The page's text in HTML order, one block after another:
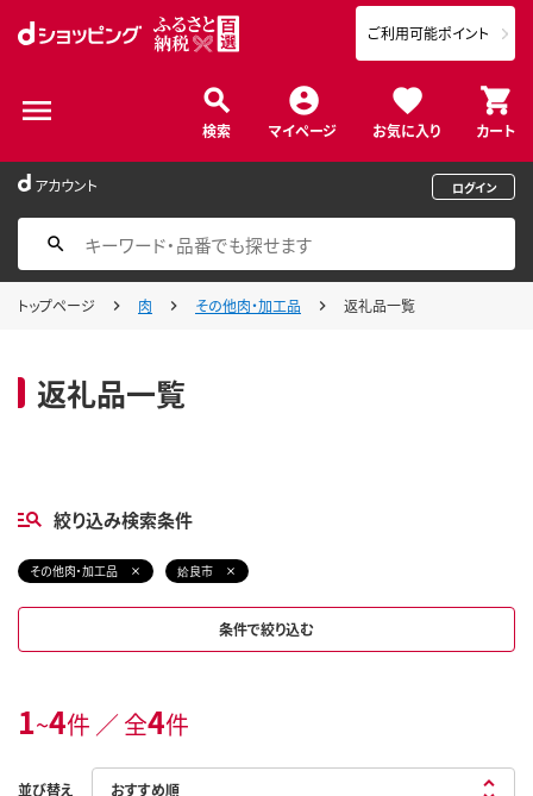
検索 マイページ お気に入り カート
ご利用可能ポイント
アカウント ログイン
トップページ 肉 その他肉・加工品 返礼品一覧
返礼品一覧
絞り込み検索条件
その他肉・加工品 姶良市
条件で絞り込む
1~4件 ／ 全4件
並び替え